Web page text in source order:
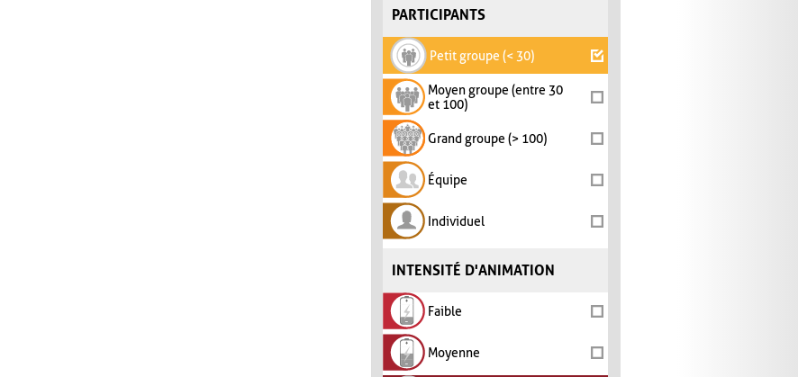
PARTICIPANTS
Petit groupe (< 30)
Moyen groupe (entre 30
et 100)
Grand groupe (> 100)
Équipe
Individuel
INTENSITÉ D'ANIMATION
Faible
Moyenne